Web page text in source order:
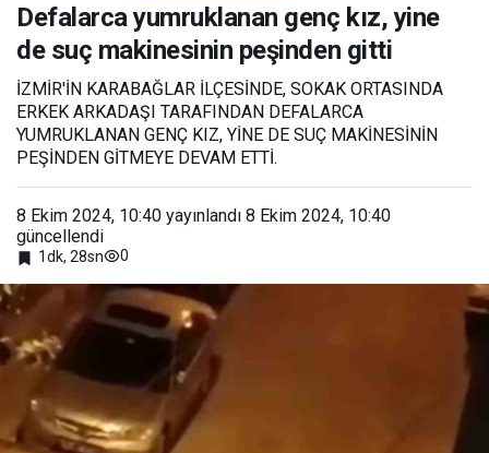
kız, yine de suç
makinesinin
peşinden gitti
Defalarca yumruklanan genç kız, yine
de suç makinesinin peşinden gitti
İZMİR'İN KARABAĞLAR İLÇESİNDE, SOKAK ORTASINDA
ERKEK ARKADAŞI TARAFINDAN DEFALARCA
YUMRUKLANAN GENÇ KIZ, YİNE DE SUÇ MAKİNESİNİN
PEŞİNDEN GİTMEYE DEVAM ETTİ.
8 Ekim 2024, 10:40 yayınlandı 8 Ekim 2024, 10:40
güncellendi
1dk, 28sn 0